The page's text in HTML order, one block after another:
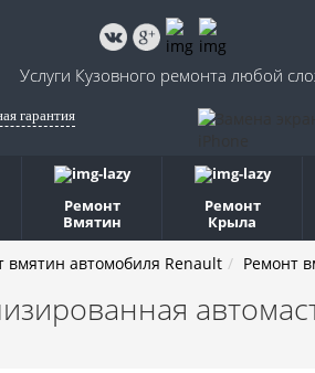
Услуги Кузовного ремонта любой
гарантия
Ремонт
Вмятин
Ремонт
Крыла
вмятин автомобиля Renault Ремонт